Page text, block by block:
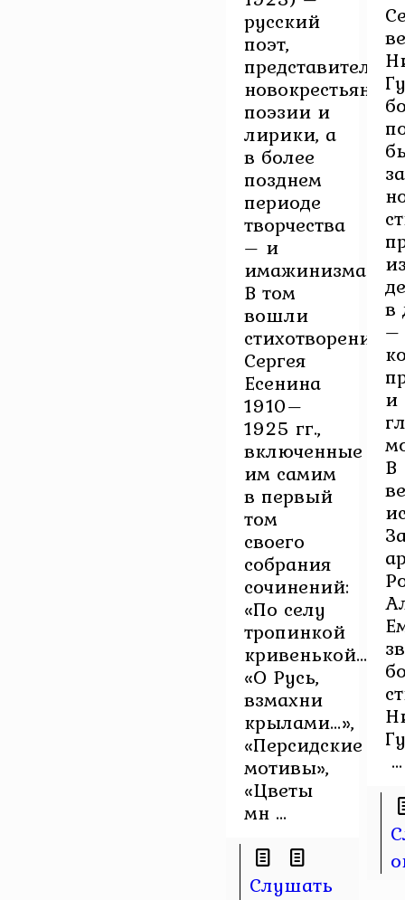
русский
поэт,
представитель
поэзии и
лирики, а
в более
позднем
периоде
творчества
– и
имажинизма.
В том
вошли
стихотворения
Сергея
Есенина
1910–
1925 гг.,
включенные
им самим
в первый
том
своего
собрания
сочинений:
«По селу
тропинкой
кривенькой…»,
«О Русь,
взмахни
крылами…»,
«Персидские
мотивы»,
«Цветы
мн ...
Слушать
в
–
и
В
...